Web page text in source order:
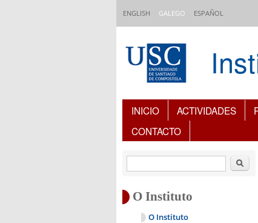
ENGLISH GALEGO ESPAÑOL
Índice de contidos
INICIO ACTIVIDADES
CONTACTO
Buscar
O Instituto
O Instituto